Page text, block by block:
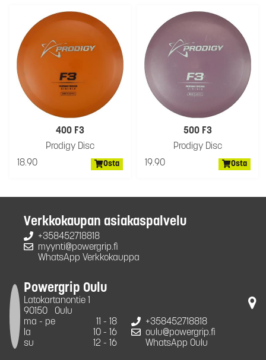
400 F3
Prodigy Disc
18.90
Osta
500 F3
Prodigy Disc
19.90
Osta
Verkkokaupan asiakaspalvelu
+358452718818
myynti@powergrip.fi
WhatsApp Verkkokauppa
Powergrip Oulu
Latokartanontie 1
90150
Oulu
ma - pe
11 - 18
la
10 - 16
su
12 - 16
+358452718818
oulu@powergrip.fi
WhatsApp Oulu